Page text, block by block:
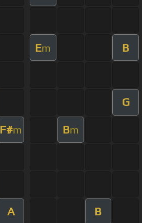
Em B
G
F#m Bm
A B